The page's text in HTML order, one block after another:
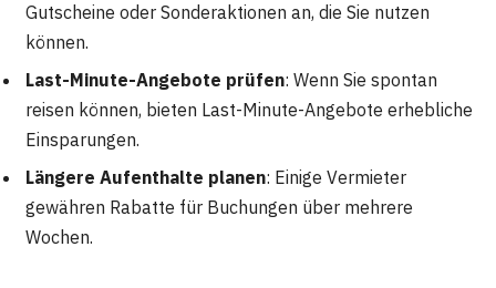
Gutscheine oder Sonderaktionen an, die Sie nutzen
können.
Last-Minute-Angebote prüfen: Wenn Sie spontan
reisen können, bieten Last-Minute-Angebote erhebliche
Einsparungen.
Längere Aufenthalte planen: Einige Vermieter
gewähren Rabatte für Buchungen über mehrere
Wochen.